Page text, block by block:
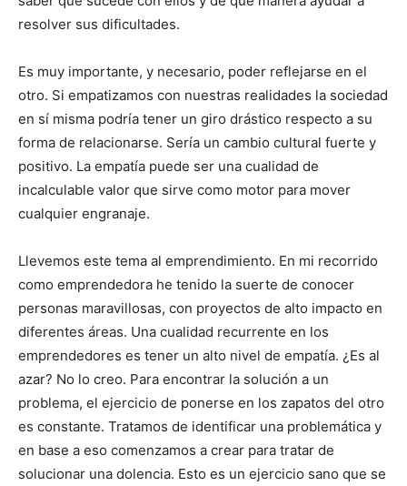
resolver sus dificultades.
Es muy importante, y necesario, poder reflejarse en el
otro. Si empatizamos con nuestras realidades la sociedad
en sí misma podría tener un giro drástico respecto a su
forma de relacionarse. Sería un cambio cultural fuerte y
positivo. La empatía puede ser una cualidad de
incalculable valor que sirve como motor para mover
cualquier engranaje.
Llevemos este tema al emprendimiento. En mi recorrido
como emprendedora he tenido la suerte de conocer
personas maravillosas, con proyectos de alto impacto en
diferentes áreas. Una cualidad recurrente en los
emprendedores es tener un alto nivel de empatía. ¿Es al
azar? No lo creo. Para encontrar la solución a un
problema, el ejercicio de ponerse en los zapatos del otro
es constante. Tratamos de identificar una problemática y
en base a eso comenzamos a crear para tratar de
solucionar una dolencia. Esto es un ejercicio sano que se